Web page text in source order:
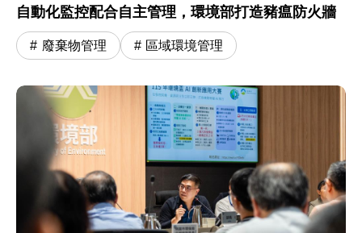
自動化監控配合自主管理，環境部打造豬瘟防火牆
廢棄物管理 區域環境管理